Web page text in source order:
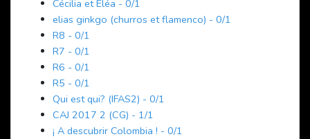
Cécilia et Eléa - 0/1
elias ginkgo (churros et flamenco) - 0/1
R8 - 0/1
R7 - 0/1
R6 - 0/1
R5 - 0/1
Qui est qui? (IFAS2) - 0/1
CAJ 2017 2 (CG) - 1/1
¡ A descubrir Colombia ! - 0/1